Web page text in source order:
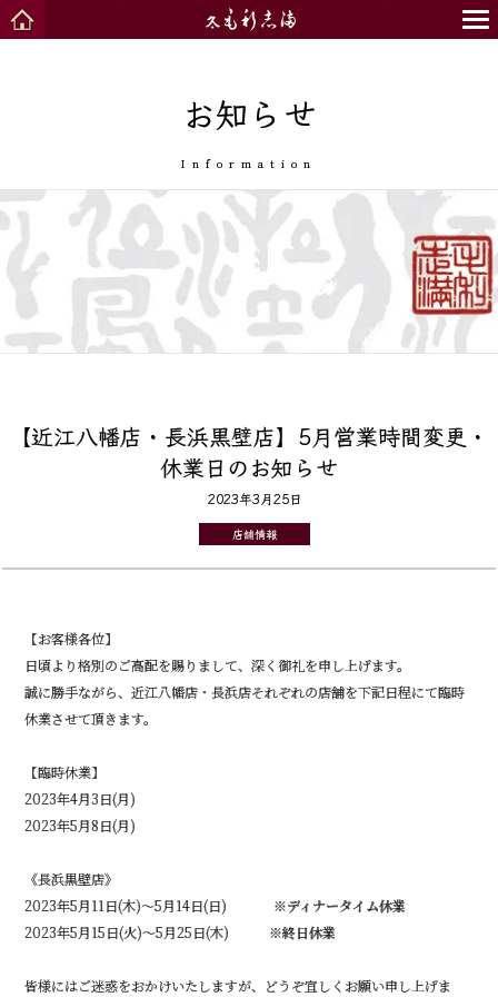
お知らせ
Information
【近江八幡店・長浜黒壁店】5月営業時間変更・
休業日のお知らせ
2023年3月25日
店舗情報
【お客様各位】
日頃より格別のご高配を賜りまして、深く御礼を申し上げます。
誠に勝手ながら、近江八幡店・長浜店それぞれの店舗を下記日程にて臨時
休業させて頂きます。
【臨時休業】
2023年4月3日(月)
2023年5月8日(月)
《長浜黒壁店》
2023年5月11日(木)～5月14日(日) ※ディナータイム休業
2023年5月15日(火)～5月25日(木) ※終日休業
皆様にはご迷惑をおかけいたしますが、どうぞ宜しくお願い申し上げま